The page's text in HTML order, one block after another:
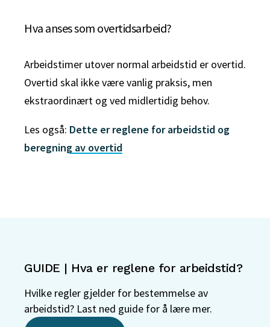
Hva anses som overtidsarbeid?
Arbeidstimer utover normal arbeidstid er overtid.
Overtid skal ikke være vanlig praksis, men
ekstraordinært og ved midlertidig behov.
Les også: Dette er reglene for arbeidstid og
beregning av overtid
GUIDE | Hva er reglene for arbeidstid?
Hvilke regler gjelder for bestemmelse av
arbeidstid? Last ned guide for å lære mer.